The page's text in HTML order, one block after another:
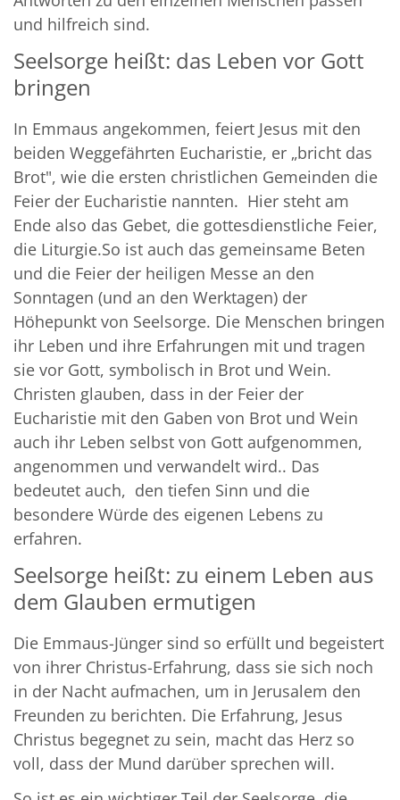
und hilfreich sind.
Seelsorge heißt: das Leben vor Gott
bringen
In Emmaus angekommen, feiert Jesus mit den
beiden Weggefährten Eucharistie, er „bricht das
Brot", wie die ersten christlichen Gemeinden die
Feier der Eucharistie nannten. Hier steht am
Ende also das Gebet, die gottesdienstliche Feier,
die Liturgie.So ist auch das gemeinsame Beten
und die Feier der heiligen Messe an den
Sonntagen (und an den Werktagen) der
Höhepunkt von Seelsorge. Die Menschen bringen
ihr Leben und ihre Erfahrungen mit und tragen
sie vor Gott, symbolisch in Brot und Wein.
Christen glauben, dass in der Feier der
Eucharistie mit den Gaben von Brot und Wein
auch ihr Leben selbst von Gott aufgenommen,
angenommen und verwandelt wird.. Das
bedeutet auch, den tiefen Sinn und die
besondere Würde des eigenen Lebens zu
erfahren.
Seelsorge heißt: zu einem Leben aus
dem Glauben ermutigen
Die Emmaus-Jünger sind so erfüllt und begeistert
von ihrer Christus-Erfahrung, dass sie sich noch
in der Nacht aufmachen, um in Jerusalem den
Freunden zu berichten. Die Erfahrung, Jesus
Christus begegnet zu sein, macht das Herz so
voll, dass der Mund darüber sprechen will.